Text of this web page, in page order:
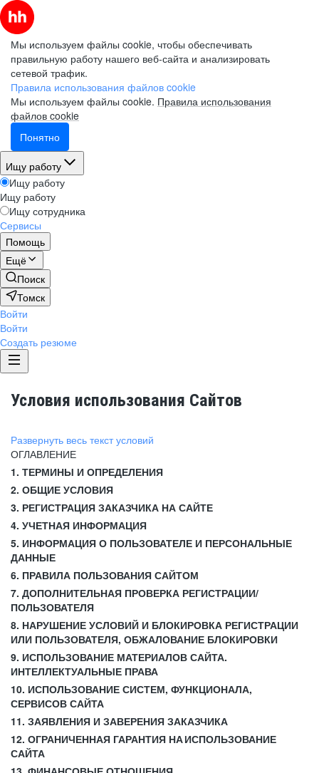
Мы используем файлы cookie, чтобы обеспечивать
правильную работу нашего веб-сайта и анализировать
сетевой трафик.
Правила использования файлов cookie
Мы используем файлы cookie. Правила использования
файлов cookie
Понятно
Ищу работу
Ищу работу
Ищу работу
Ищу сотрудника
Сервисы
Помощь
Ещё
Поиск
Томск
Войти
Войти
Создать резюме
Условия использования Сайтов
Развернуть весь текст условий
ОГЛАВЛЕНИЕ
1. ТЕРМИНЫ И ОПРЕДЕЛЕНИЯ
2. ОБЩИЕ УСЛОВИЯ
3. РЕГИСТРАЦИЯ ЗАКАЗЧИКА НА САЙТЕ
4. УЧЕТНАЯ ИНФОРМАЦИЯ
5. ИНФОРМАЦИЯ О ПОЛЬЗОВАТЕЛЕ И ПЕРСОНАЛЬНЫЕ
ДАННЫЕ
6. ПРАВИЛА ПОЛЬЗОВАНИЯ САЙТОМ
7. ДОПОЛНИТЕЛЬНАЯ ПРОВЕРКА РЕГИСТРАЦИИ/
ПОЛЬЗОВАТЕЛЯ
8. НАРУШЕНИЕ УСЛОВИЙ И БЛОКИРОВКА РЕГИСТРАЦИИ
ИЛИ ПОЛЬЗОВАТЕЛЯ, ОБЖАЛОВАНИЕ БЛОКИРОВКИ
9. ИСПОЛЬЗОВАНИЕ МАТЕРИАЛОВ САЙТА.
ИНТЕЛЛЕКТУАЛЬНЫЕ ПРАВА
10. ИСПОЛЬЗОВАНИЕ СИСТЕМ, ФУНКЦИОНАЛА,
СЕРВИСОВ САЙТА
11. ЗАЯВЛЕНИЯ И ЗАВЕРЕНИЯ ЗАКАЗЧИКА
12. ОГРАНИЧЕННАЯ ГАРАНТИЯ НА ИСПОЛЬЗОВАНИЕ
САЙТА